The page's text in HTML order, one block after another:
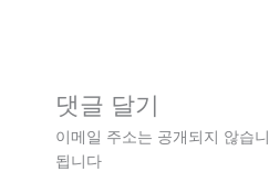
댓글 달기
이메일 주소는 공개되지 않습
됩니다